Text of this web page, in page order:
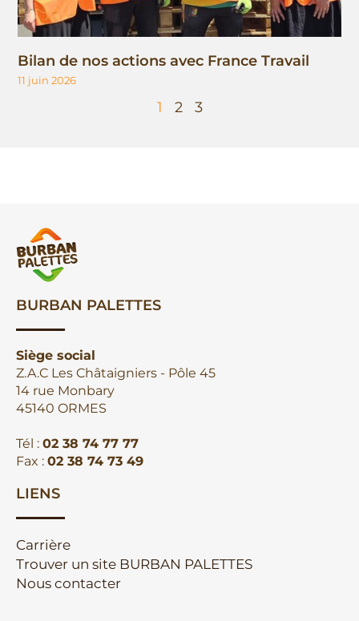
Bilan de nos actions avec France Travail
11 juin 2026
1 2 3
BURBAN PALETTES
Siège social
Z.A.C Les Châtaigniers - Pôle 45
14 rue Monbary
45140 ORMES
Tél : 02 38 74 77 77
Fax : 02 38 74 73 49
LIENS
Carrière
Trouver un site BURBAN PALETTES
Nous contacter